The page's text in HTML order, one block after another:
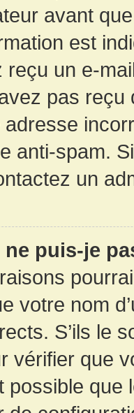
avant
est
reçu un e-
pas
anti-spam.
un
puis-je
votre nom
S’ils le
vérifier que
possible que